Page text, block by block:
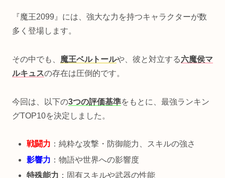
『魔王2099』には、強大な力を持つキャラクターが数
多く登場します。
その中でも、 魔王ベルトールや、彼と対立する六魔侯マ
ルキュスの存在は圧倒的です。
今回は、以下の3つの評価基準をもとに、最強ランキン
グTOP10を決定しました。
戦闘力 ：純粋な攻撃・防御能力、スキルの強さ
影響力 ：物語や世界への影響度
特殊能力 ：固有スキルや武器の性能